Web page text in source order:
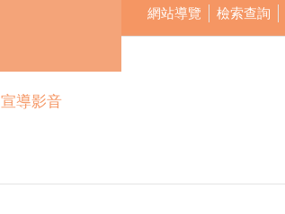
網站導覽 檢索查詢
宣導影音